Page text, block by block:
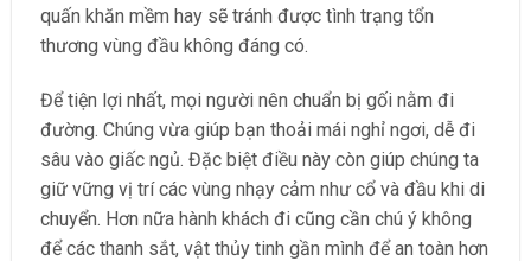
quấn khăn mềm hay sẽ tránh được tình trạng tổn
thương vùng đầu không đáng có.
Để tiện lợi nhất, mọi người nên chuẩn bị gối nằm đi
đường. Chúng vừa giúp bạn thoải mái nghỉ ngơi, dễ đi
sâu vào giấc ngủ. Đặc biệt điều này còn giúp chúng ta
giữ vững vị trí các vùng nhạy cảm như cổ và đầu khi di
chuyển. Hơn nữa hành khách đi cũng cần chú ý không
để các thanh sắt, vật thủy tinh gần mình để an toàn hơn